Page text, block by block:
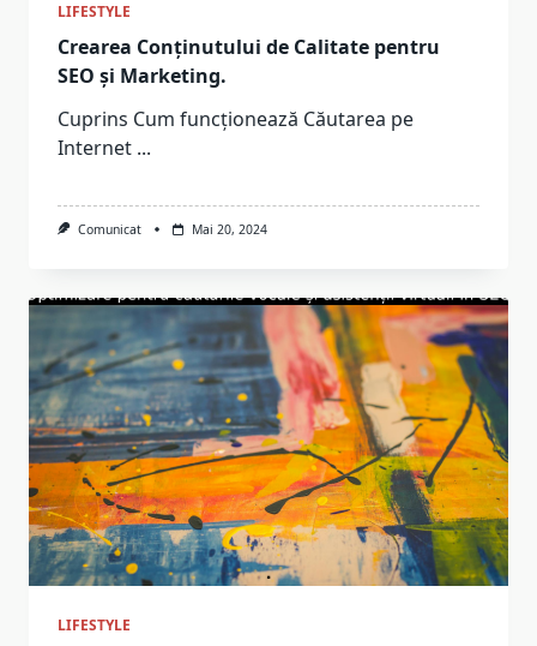
LIFESTYLE
Crearea Conținutului de Calitate pentru
SEO și Marketing.
Cuprins Cum funcționează Căutarea pe
Internet ...
Comunicat Mai 20, 2024
LIFESTYLE